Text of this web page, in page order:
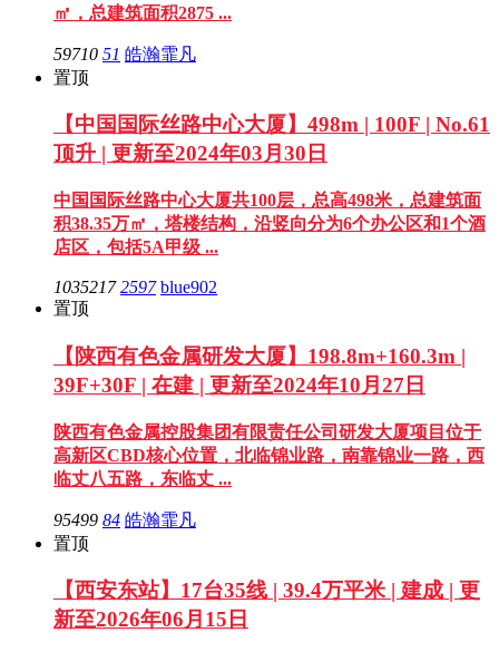
㎡，总建筑面积2875 ...
59710 51 皓瀚霏凡
置顶
【中国国际丝路中心大厦】498m | 100F | No.61
顶升 | 更新至2024年03月30日
中国国际丝路中心大厦共100层，总高498米，总建筑面
积38.35万㎡，塔楼结构，沿竖向分为6个办公区和1个酒
店区，包括5A甲级 ...
10352172597 blue902
置顶
【陕西有色金属研发大厦】198.8m+160.3m |
39F+30F | 在建 | 更新至2024年10月27日
陕西有色金属控股集团有限责任公司研发大厦项目位于
高新区CBD核心位置，北临锦业路，南靠锦业一路，西
临丈八五路，东临丈 ...
95499 84 皓瀚霏凡
置顶
【西安东站】17台35线 | 39.4万平米 | 建成 | 更
新至2026年06月15日